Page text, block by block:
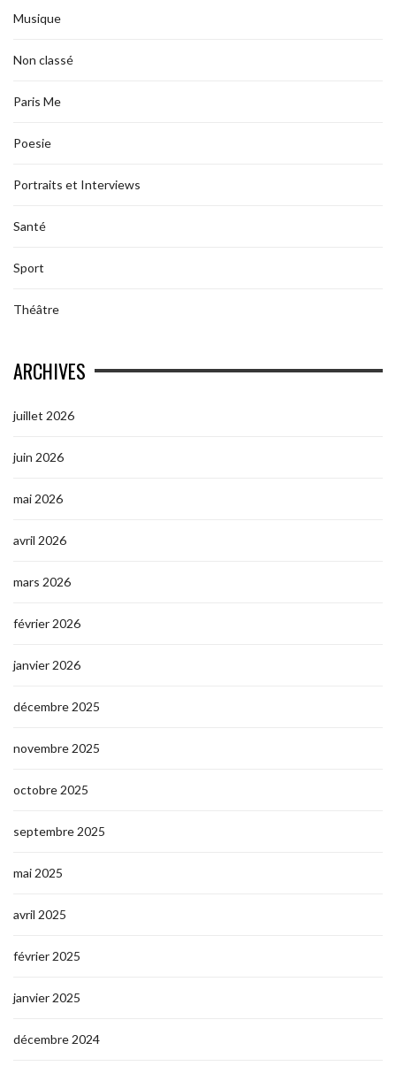
Musique
Non classé
Paris Me
Poesie
Portraits et Interviews
Santé
Sport
Théâtre
ARCHIVES
juillet 2026
juin 2026
mai 2026
avril 2026
mars 2026
février 2026
janvier 2026
décembre 2025
novembre 2025
octobre 2025
septembre 2025
mai 2025
avril 2025
février 2025
janvier 2025
décembre 2024